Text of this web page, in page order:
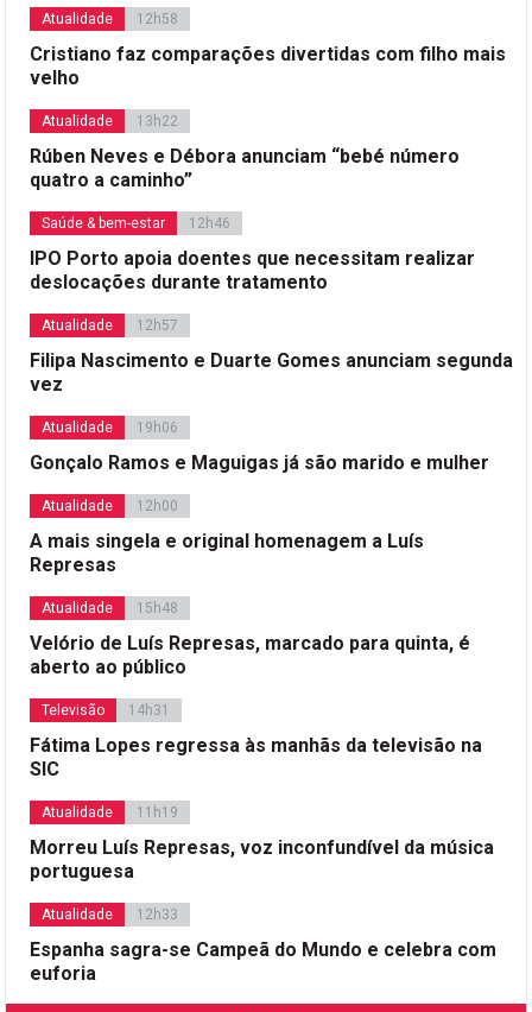
Atualidade 12h58
Cristiano faz comparações divertidas com filho mais
velho
Atualidade 13h22
Rúben Neves e Débora anunciam “bebé número
quatro a caminho”
Saúde & bem-estar 12h46
IPO Porto apoia doentes que necessitam realizar
deslocações durante tratamento
Atualidade 12h57
Filipa Nascimento e Duarte Gomes anunciam segunda
vez
Atualidade 19h06
Gonçalo Ramos e Maguigas já são marido e mulher
Atualidade 12h00
A mais singela e original homenagem a Luís
Represas
Atualidade 15h48
Velório de Luís Represas, marcado para quinta, é
aberto ao público
Televisão 14h31
Fátima Lopes regressa às manhãs da televisão na
SIC
Atualidade 11h19
Morreu Luís Represas, voz inconfundível da música
portuguesa
Atualidade 12h33
Espanha sagra-se Campeã do Mundo e celebra com
euforia